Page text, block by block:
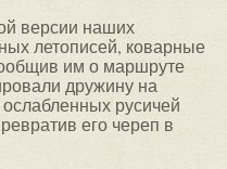
версии наших
летописей, коварные
им о маршруте
дружину на
русичей
его череп в